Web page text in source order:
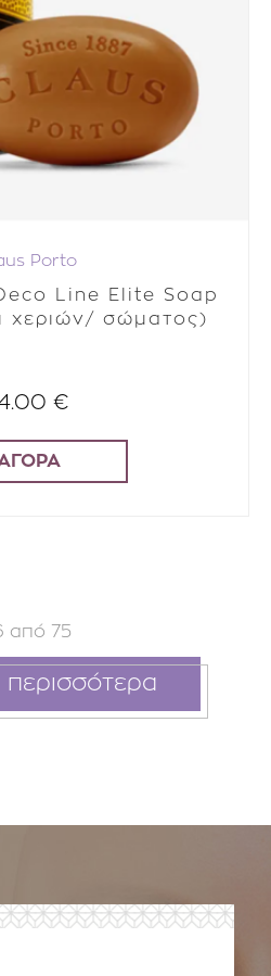
Porto
Line Elite Soap
χεριών/ σώματος)
€
από 75